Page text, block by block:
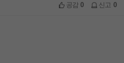
공감0 신고 0